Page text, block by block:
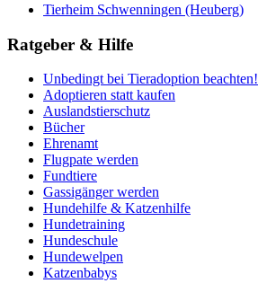
Tierheim Schwenningen (Heuberg)
Ratgeber & Hilfe
Unbedingt bei Tieradoption beachten!
Adoptieren statt kaufen
Auslandstierschutz
Bücher
Ehrenamt
Flugpate werden
Fundtiere
Gassigänger werden
Hundehilfe & Katzenhilfe
Hundetraining
Hundeschule
Hundewelpen
Katzenbabys